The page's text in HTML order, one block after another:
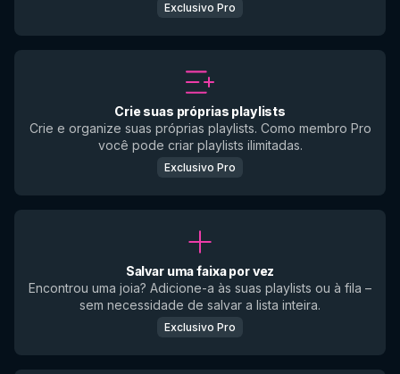
Exclusivo Pro
Crie suas próprias playlists
Crie e organize suas próprias playlists. Como membro Pro
você pode criar playlists ilimitadas.
Exclusivo Pro
Salvar uma faixa por vez
Encontrou uma joia? Adicione-a às suas playlists ou à fila –
sem necessidade de salvar a lista inteira.
Exclusivo Pro